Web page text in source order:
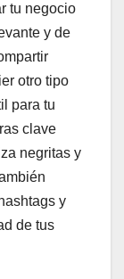
tu negocio
y de
otro tipo
para tu
clave
negritas y
y
de tus